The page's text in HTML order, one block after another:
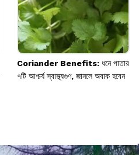
Coriander Benefits: ধনে পাতার
৭টি আশ্চর্য স্বাস্থ্যগুণ, জানলে অবাক হবেন